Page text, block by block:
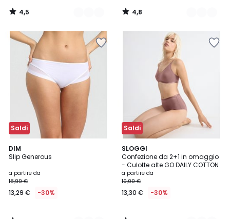
4,5
/
4,8
/
Saldi
DIM
Slip Generous
a partire da
18,99 €
13,29 € -30%
4,4
/ 5
7
Colori
Saldi
SLOGGI
Confezione da 2+1 in omaggio
- Culotte alte GO DAILY COTTON
a partire da
19,00 €
13,30 € -30%
4,7
/ 5
3
Colori